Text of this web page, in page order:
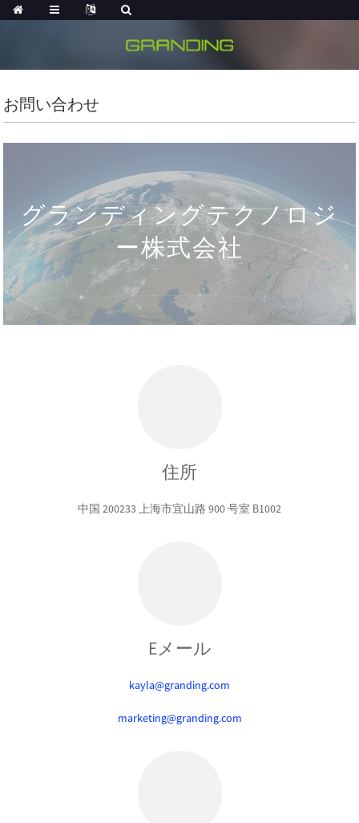
お問い合わせ
グランディングテクノロジ
ー株式会社
住所
中国 200233 上海市宜山路 900 号室 B1002
Eメール
kayla@granding.com
marketing@granding.com